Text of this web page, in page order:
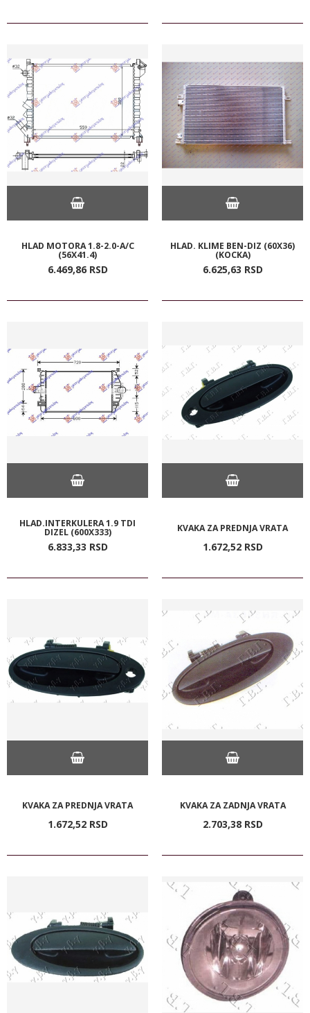
HLAD MOTORA 1.8-2.0-A/C
(56X41.4)
6.469,86 RSD
HLAD. KLIME BEN-DIZ (60X36)
(KOCKA)
6.625,63 RSD
HLAD.INTERKULERA 1.9 TDI
DIZEL (600X333)
6.833,33 RSD
KVAKA ZA PREDNJA VRATA
1.672,52 RSD
KVAKA ZA PREDNJA VRATA
1.672,52 RSD
KVAKA ZA ZADNJA VRATA
2.703,38 RSD